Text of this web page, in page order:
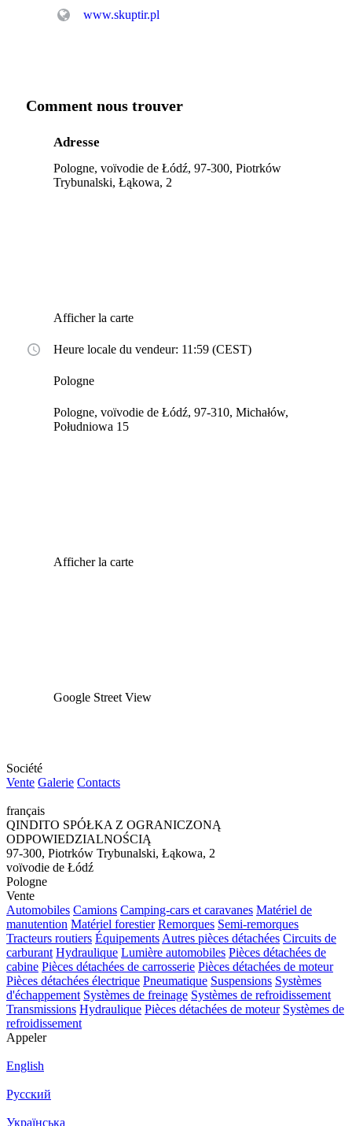
www.skuptir.pl
Comment nous trouver
Adresse
Pologne, voïvodie de Łódź, 97-300, Piotrków
Trybunalski, Łąkowa, 2
Afficher la carte
Heure locale du vendeur: 11:59 (CEST)
Pologne
Pologne, voïvodie de Łódź, 97-310, Michałów,
Południowa 15
Afficher la carte
Google Street View
Société
Vente Galerie Contacts
français
QINDITO SPÓŁKA Z OGRANICZONĄ
ODPOWIEDZIALNOŚCIĄ
97-300, Piotrków Trybunalski, Łąkowa, 2
voïvodie de Łódź
Pologne
Vente
Automobiles Camions Camping-cars et caravanes Matériel de
manutention Matériel forestier Remorques Semi-remorques
Tracteurs routiers Équipements Autres pièces détachées Circuits de
carburant Hydraulique Lumière automobiles Pièces détachées de
cabine Pièces détachées de carrosserie Pièces détachées de moteur
Pièces détachées électrique Pneumatique Suspensions Systèmes
d'échappement Systèmes de freinage Systèmes de refroidissement
Transmissions Hydraulique Pièces détachées de moteur Systèmes de
refroidissement
Appeler
English
Русский
Українська